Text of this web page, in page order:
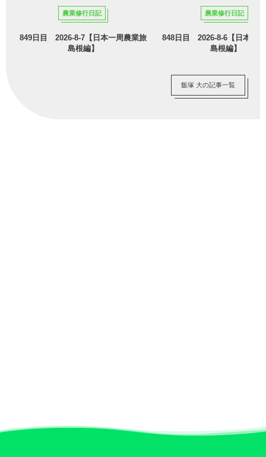
農業修行日記
849日目 2026-8-7【日本一周農業旅
島根編】
農業修行日記
848日目 2026-8-6【日本一
島根編】
飯塚 大の記事一覧